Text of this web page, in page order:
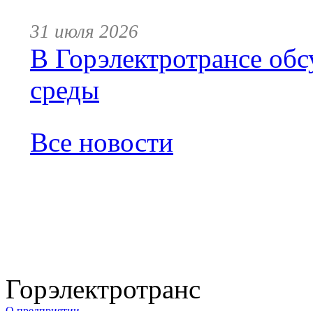
31 июля 2026
В Горэлектротрансе
среды
Все новости
Горэлектротранс